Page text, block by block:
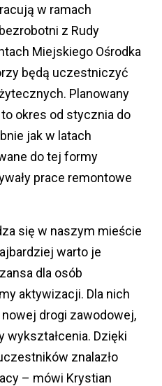
w ramach
z Rudy
Miejskiego Ośrodka
będą uczestniczyć
Planowany
okres od stycznia do
jak w latach
do tej formy
prace remontowe
się w naszym mieście
warto je
dla osób
aktywizacji. Dla nich
drogi zawodowej,
wykształcenia. Dzięki
znalazło
– mówi Krystian